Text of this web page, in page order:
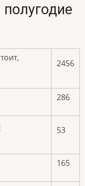
2456
286
53
165